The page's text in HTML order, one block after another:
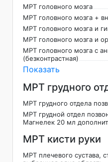
МРТ головного мозга
МРТ головного мозга +
МРТ головного мозга и
МРТ головного мозга и
МРТ головного мозга с
(безконтрастная)
Показать
МРТ грудного
МРТ грудного отдела
МРТ грудной отдел
Магнелек 20 мл
МРТ кисти руки
МРТ плечевого сустава,